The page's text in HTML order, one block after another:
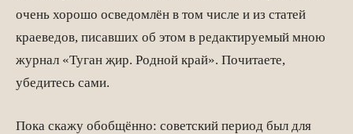
очень хорошо осведомлён в том числе и из статей
краеведов, писавших об этом в редактируемый мною
журнал «Туган җир. Родной край». Почитаете,
убедитесь сами.
Пока скажу обобщённо: советский период был для